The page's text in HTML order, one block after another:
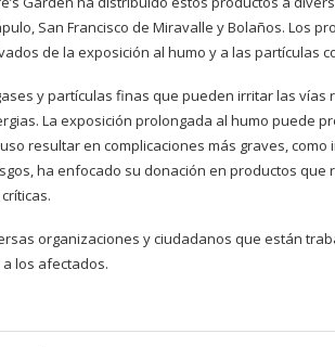
San Francisco de Miravalle y Bolaños. Los
de la exposición al humo y a las partículas
y partículas finas que pueden irritar las vías
La exposición prolongada al humo puede
resultar en complicaciones más graves, como
ha enfocado su donación en productos que
organizaciones y ciudadanos que están
los afectados.